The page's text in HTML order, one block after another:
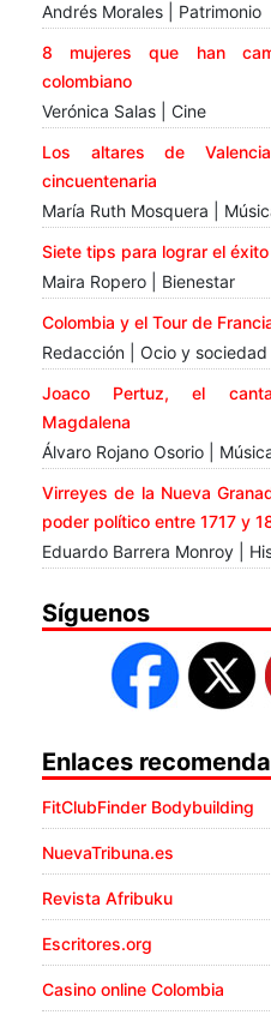
Andrés Morales | Patrimonio
8 mujeres que han
colombiano
Verónica Salas | Cine
Los altares de
cincuentenaria
María Ruth Mosquera |
Siete tips para lograr el
Maira Ropero | Bienestar
Colombia y el Tour de
Redacción | Ocio y sociedad
Joaco Pertuz, el
Magdalena
Álvaro Rojano Osorio |
Virreyes de la Nueva
poder político entre 1717 y
Eduardo Barrera Monroy |
Síguenos
Enlaces
FitClubFinder Bodybuilding
NuevaTribuna.es
Revista Afribuku
Escritores.org
Casino online Colombia